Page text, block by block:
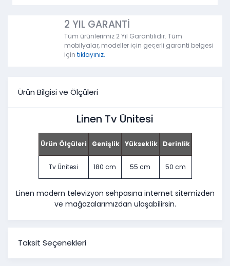
2 YIL GARANTİ
Tüm ürünlerimiz 2 Yıl Garantilidir. Tüm
mobilyalar, modeller için geçerli garanti belgesi
için tıklayınız.
Ürün Bilgisi ve Ölçüleri
Linen Tv Ünitesi
Ürün Ölçüleri Genişlik Yükseklik Derinlik
Tv Ünitesi 180 cm 55 cm 50 cm
Linen modern televizyon sehpasına internet sitemizden
ve mağazalarımızdan ulaşabilirsin.
Taksit Seçenekleri